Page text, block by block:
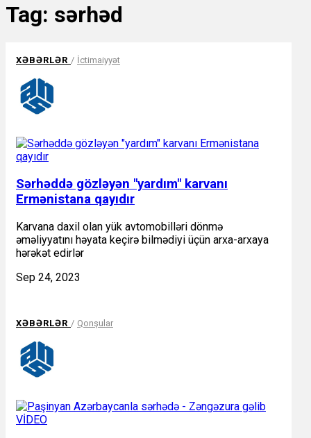
Tag: sərhəd
XƏBƏRLƏR / İctimaiyyət
Sərhəddə gözləyən "yardım" karvanı
Ermənistana qayıdır
Karvana daxil olan yük avtomobilləri dönmə
əməliyyatını həyata keçirə bilmədiyi üçün arxa-arxaya
hərəkət edirlər
Sep 24, 2023
XƏBƏRLƏR / Qonşular